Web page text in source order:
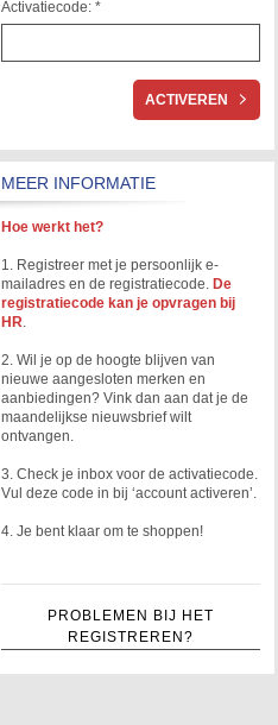
Activatiecode: *
MEER INFORMATIE
Hoe werkt het?
1. Registreer met je persoonlijk e-
mailadres en de registratiecode. De
registratiecode kan je opvragen bij
HR.
2. Wil je op de hoogte blijven van
nieuwe aangesloten merken en
aanbiedingen? Vink dan aan dat je de
maandelijkse nieuwsbrief wilt
ontvangen.
3. Check je inbox voor de activatiecode.
Vul deze code in bij ‘account activeren’.
4. Je bent klaar om te shoppen!
PROBLEMEN BIJ HET
REGISTREREN?